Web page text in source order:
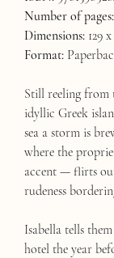
Number of pages:
Dimensions: 129
Format:
Still reeling from
idyllic Greek
sea a storm is
where the
accent — flirts
rudeness
Isabella tells
hotel the year